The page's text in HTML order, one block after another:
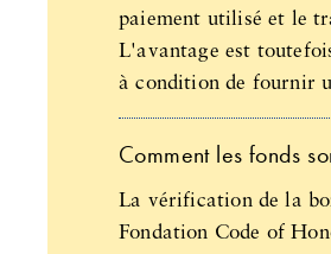
paiement utilisé et le
L'avantage est
à condition de fournir
Comment les fonds
La vérification de la
Fondation Code of